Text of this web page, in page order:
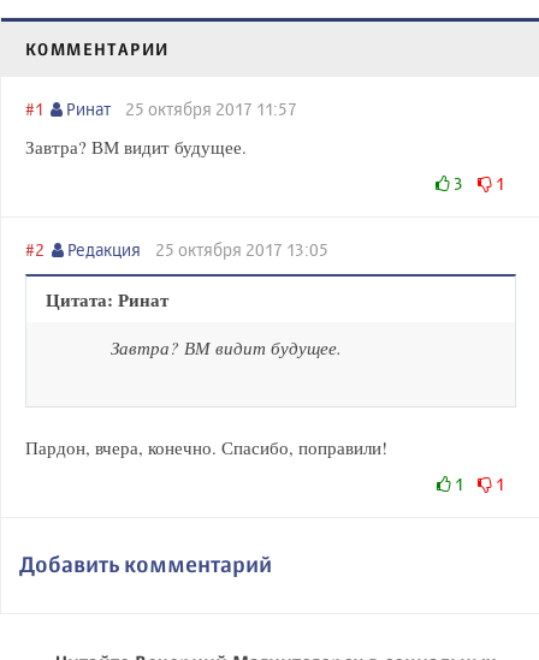
КОММЕНТАРИИ
#1 Ринат 25 октября 2017 11:57
Завтра? ВМ видит будущее.
3 1
#2 Редакция 25 октября 2017 13:05
Цитата: Ринат
Завтра? ВМ видит будущее.
Пардон, вчера, конечно. Спасибо, поправили!
1 1
Добавить комментарий